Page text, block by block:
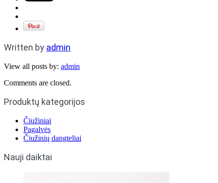
Written by admin
View all posts by: admin
Comments are closed.
Produktų kategorijos
Čiužiniai
Pagalvės
Čiužinių dangteliai
Nauji daiktai